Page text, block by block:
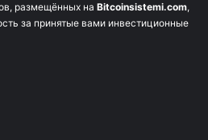
размещённых на Bitcoinsistemi.com,
за принятые вами инвестиционные